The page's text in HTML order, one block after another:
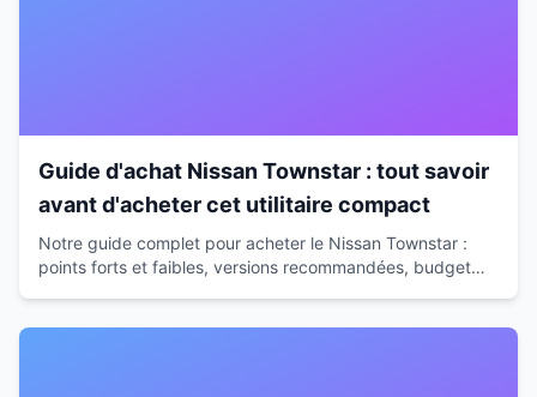
Guide d'achat Nissan Townstar : tout savoir
avant d'acheter cet utilitaire compact
Notre guide complet pour acheter le Nissan Townstar :
points forts et faibles, versions recommandées, budget